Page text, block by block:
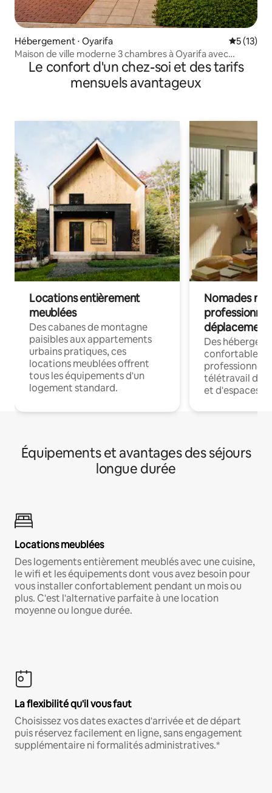
Hébergement ⋅ Oyarifa
5 (13)
Maison de ville moderne 3 chambres à Oyarifa avec
piscine et Wi-Fi par fibre optique
Le confort d'un chez-soi et des tarifs
mensuels avantageux
Locations entièrement
meublées
Des cabanes de montagne
paisibles aux appartements
urbains pratiques, ces
locations meublées offrent
tous les équipements d'un
logement standard.
Nomades
déplacement
Des
confortables
professionnels
télétravail
et d'espaces
Équipements et avantages des séjours
longue durée
Locations meublées
Des logements entièrement meublés avec une cuisine,
le wifi et les équipements dont vous avez besoin pour
vous installer confortablement pendant un mois ou
plus. C'est l'alternative parfaite à une location
moyenne ou longue durée.
La flexibilité qu'il vous faut
Choisissez vos dates exactes d'arrivée et de départ
puis réservez facilement en ligne, sans engagement
supplémentaire ni formalités administratives.*